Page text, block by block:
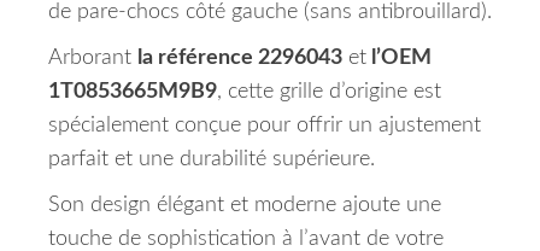
de pare-chocs côté gauche (sans antibrouillard).
Arborant la référence 2296043 et l’OEM
1T0853665M9B9, cette grille d’origine est
spécialement conçue pour offrir un ajustement
parfait et une durabilité supérieure.
Son design élégant et moderne ajoute une
touche de sophistication à l’avant de votre